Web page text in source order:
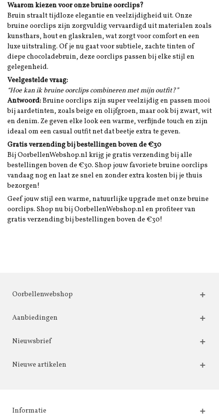
Waarom kiezen voor onze bruine oorclips?
Bruin straalt tijdloze elegantie en veelzijdigheid uit. Onze
bruine oorclips zijn zorgvuldig vervaardigd uit materialen zoals
kunsthars, hout en glaskralen, wat zorgt voor comfort en een
luxe uitstraling. Of je nu gaat voor subtiele, zachte tinten of
diepe chocoladebruin, deze oorclips passen bij elke stijl en
gelegenheid.
Veelgestelde vraag:
“Hoe kan ik bruine oorclips combineren met mijn outfit?”
Antwoord:Bruine oorclips zijn super veelzijdig en passen mooi
bij aardetinten, zoals beige en olijfgroen, maar ook bij zwart, wit
en denim. Ze geven elke look een warme, verfijnde touch en zijn
ideaal om een casual outfit net dat beetje extra te geven.
Gratis verzending bij bestellingen boven de €30
Bij OorbellenWebshop.nl krijg je gratis verzending bij alle
bestellingen boven de €30. Shop jouw favoriete bruine oorclips
vandaag nog en laat ze snel en zonder extra kosten bij je thuis
bezorgen!
Geef jouw stijl een warme, natuurlijke upgrade met onze bruine
oorclips. Shop nu bij OorbellenWebshop.nl en profiteer van
gratis verzending bij bestellingen boven de €30!
Oorbellenwebshop
Aanbiedingen
Nieuwsbrief
Nieuwe artikelen
Informatie